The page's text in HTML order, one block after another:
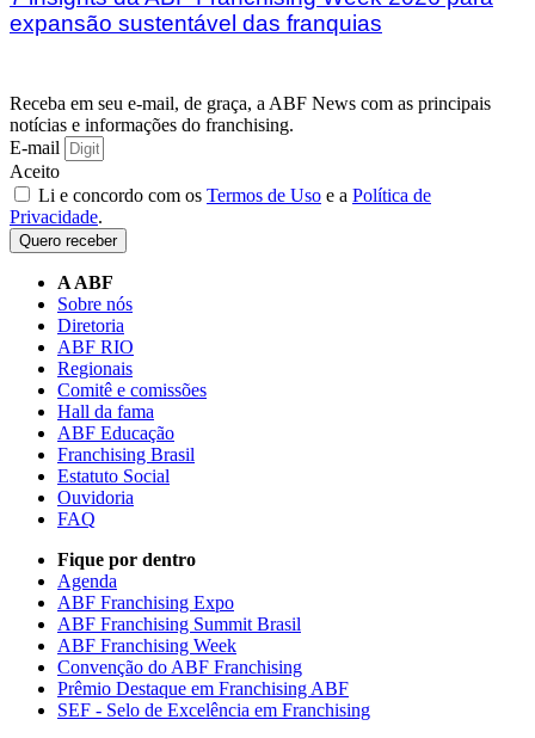
expansão sustentável das franquias
Receba em seu e-mail, de graça, a ABF News com as principais
notícias e informações do franchising.
E-mail
Aceito
Li e concordo com os Termos de Uso e a Política de
Privacidade.
Quero receber
A ABF
Sobre nós
Diretoria
ABF RIO
Regionais
Comitê e comissões
Hall da fama
ABF Educação
Franchising Brasil
Estatuto Social
Ouvidoria
FAQ
Fique por dentro
Agenda
ABF Franchising Expo
ABF Franchising Summit Brasil
ABF Franchising Week
Convenção do ABF Franchising
Prêmio Destaque em Franchising ABF
SEF - Selo de Excelência em Franchising